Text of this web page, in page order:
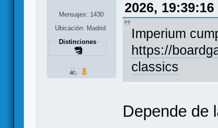
Mensajes: 1430
Ubicación: Madrid.
Distinciones
2026, 19:39:16
Imperium
https://
classics
Depende de